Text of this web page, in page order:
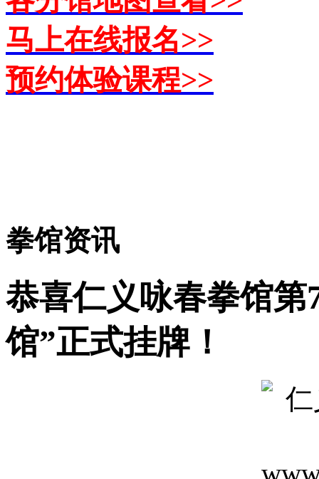
马上在线报名>>
预约体验课程>>
拳馆资讯
恭喜仁义咏春拳馆第
馆”正式挂牌！